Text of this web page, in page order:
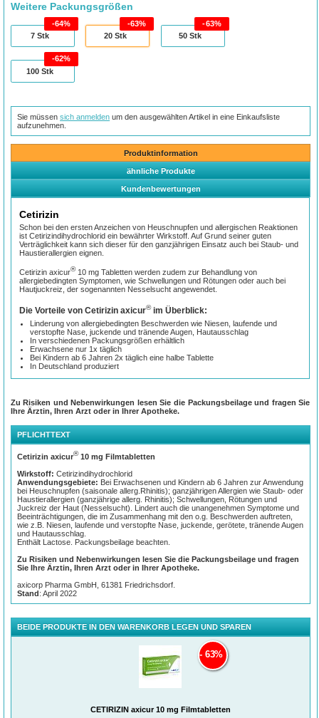
Weitere Packungsgrößen
7 Stk
64%
20Stk
63%
50 Stk
63%
100 Stk
62%
Sie müssensich anmelden um den ausgewählten Artikel in eine Einkaufsliste
aufzunehmen.
Produktinformation
ähnliche Produkte
Kundenbewertungen
Cetirizin
Schon bei den ersten Anzeichen von Heuschnupfen und allergischen Reaktionen
ist Cetirizindihydrochlorid ein bewährter Wirkstoff. Auf Grund seiner guten
Verträglichkeit kann sich dieser für den ganzjährigen Einsatz auch bei Staub- und
Haustierallergien eignen.
Cetirizin axicur®10 mg Tabletten werden zudem zur Behandlung von
allergiebedingten Symptomen, wie Schwellungen und Rötungen oder auch bei
Hautjuckreiz, der sogenannten Nesselsucht angewendet.
Die Vorteile von Cetirizin axicur®im Überblick:
Linderung von allergiebedingten Beschwerden wie Niesen, laufende und
verstopfte Nase, juckende und tränende Augen, Hautausschlag
In verschiedenen Packungsgrößen erhältlich
Erwachsene nur 1x täglich
Bei Kindern ab 6 Jahren 2x täglich eine halbe Tablette
In Deutschland produziert
Zu Risiken und Nebenwirkungen lesen Sie die Packungsbeilage und fragen Sie
Ihre Ärztin, Ihren Arzt oder in Ihrer Apotheke.
PFLICHTTEXT
Cetirizin axicur®10 mg Filmtabletten
Wirkstoff: Cetirizindihydrochlorid
Anwendungsgebiete: Bei Erwachsenen und Kindern ab 6 Jahren zur Anwendung
bei Heuschnupfen (saisonale allerg.Rhinitis); ganzjährigen Allergien wie Staub- oder
Haustierallergien (ganzjährige allerg. Rhinitis); Schwellungen, Rötungen und
Juckreiz der Haut (Nesselsucht). Lindert auch die unangenehmen Symptome und
Beeinträchtigungen, die im Zusammenhang mit den o.g. Beschwerden auftreten,
wie z.B. Niesen, laufende und verstopfte Nase, juckende, gerötete, tränende Augen
und Hautausschlag.
Enthält Lactose. Packungsbeilage beachten.
Zu Risiken und Nebenwirkungen lesen Sie die Packungsbeilage und fragen
Sie Ihre Ärztin, Ihren Arzt oder in Ihrer Apotheke.
axicorp Pharma GmbH, 61381 Friedrichsdorf.
Stand: April 2022
BEIDE PRODUKTE IN DEN WARENKORB LEGEN UND SPAREN
CETIRIZIN axicur 10 mg Filmtabletten
63%